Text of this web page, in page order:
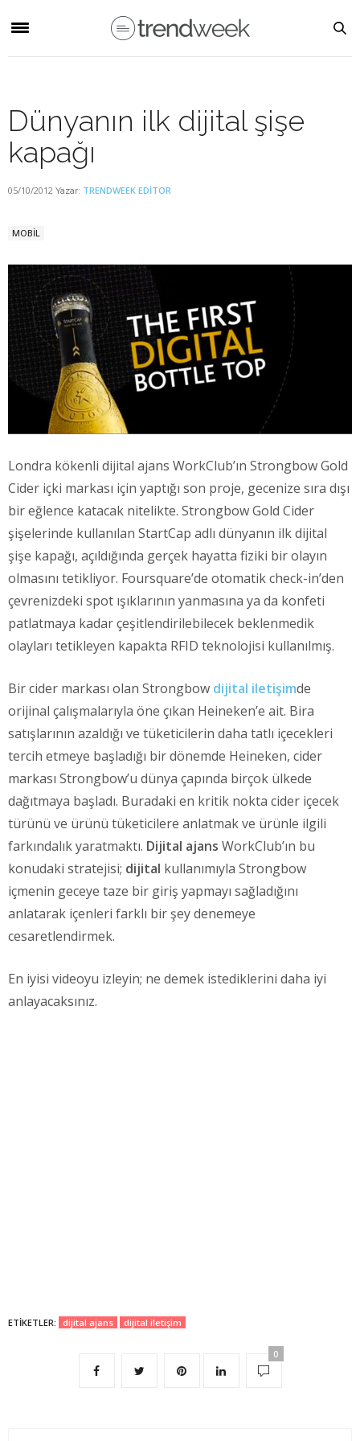
Dünyanın ilk dijital şişe
kapağı
05/10/2012 Yazar: TRENDWEEK EDITOR
MOBİL
Londra kökenli dijital ajans WorkClub’ın Strongbow Gold
Cider içki markası için yaptığı son proje, gecenize sıra dışı
bir eğlence katacak nitelikte. Strongbow Gold Cider
şişelerinde kullanılan StartCap adlı dünyanın ilk dijital
şişe kapağı, açıldığında gerçek hayatta fiziki bir olayın
olmasını tetikliyor. Foursquare’de otomatik check-in’den
çevrenizdeki spot ışıklarının yanmasına ya da konfeti
patlatmaya kadar çeşitlendirilebilecek beklenmedik
olayları tetikleyen kapakta RFID teknolojisi kullanılmış.
Bir cider markası olan Strongbow dijital iletişimde
orijinal çalışmalarıyla öne çıkan Heineken’e ait. Bira
satışlarının azaldığı ve tüketicilerin daha tatlı içecekleri
tercih etmeye başladığı bir dönemde Heineken, cider
markası Strongbow’u dünya çapında birçok ülkede
dağıtmaya başladı. Buradaki en kritik nokta cider içecek
türünü ve ürünü tüketicilere anlatmak ve ürünle ilgili
farkındalık yaratmaktı. Dijital ajans WorkClub’ın bu
konudaki stratejisi; dijital kullanımıyla Strongbow
içmenin geceye taze bir giriş yapmayı sağladığını
anlatarak içenleri farklı bir şey denemeye
cesaretlendirmek.
En iyisi videoyu izleyin; ne demek istediklerini daha iyi
anlayacaksınız.
ETIKETLER: dijital ajans dijital iletişim
0